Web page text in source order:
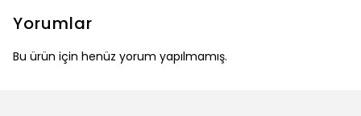
Yorumlar
Bu ürün için henüz yorum yapılmamış.